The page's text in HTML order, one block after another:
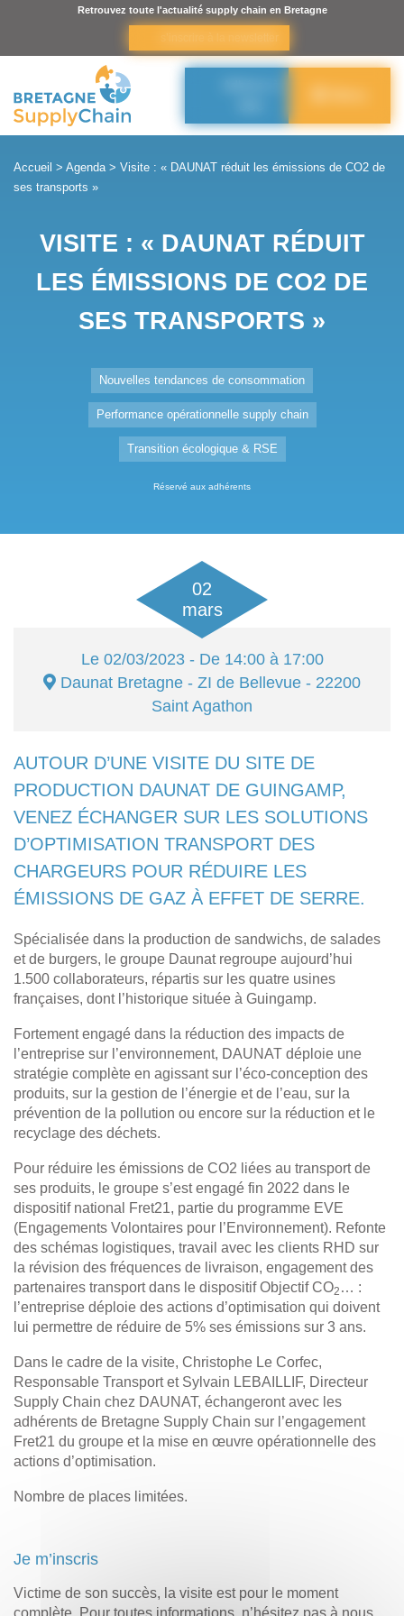
Retrouvez toute l'actualité supply chain en Bretagne
Accueil > Agenda > Visite : « DAUNAT réduit les émissions de CO2 de
ses transports »
VISITE : « DAUNAT RÉDUIT
LES ÉMISSIONS DE CO2 DE
SES TRANSPORTS »
Nouvelles tendances de consommation
Performance opérationnelle supply chain
Transition écologique & RSE
Réservé aux adhérents
02
mars
Le 02/03/2023- De 14:00 à 17:00
Daunat Bretagne - ZI de Bellevue - 22200
Saint Agathon
AUTOUR D’UNE VISITE DU SITE DE
PRODUCTION DAUNAT DE GUINGAMP,
VENEZ ÉCHANGER SUR LES SOLUTIONS
D’OPTIMISATION TRANSPORT DES
CHARGEURS POUR RÉDUIRE LES
ÉMISSIONS DE GAZ À EFFET DE SERRE.
Spécialisée dans la production de sandwichs, de salades
et de burgers, le groupe Daunat regroupe aujourd’hui
1.500 collaborateurs, répartis sur les quatre usines
françaises, dont l’historique située à Guingamp.
Fortement engagé dans la réduction des impacts de
l’entreprise sur l’environnement, DAUNAT déploie une
stratégie complète en agissant sur l’éco-conception des
produits, sur la gestion de l’énergie et de l’eau, sur la
prévention de la pollution ou encore sur la réduction et le
recyclage des déchets.
Pour réduire les émissions de CO2 liées au transport de
ses produits, le groupe s’est engagé fin 2022 dans le
dispositif national Fret21, partie du programme EVE
(Engagements Volontaires pour l’Environnement). Refonte
des schémas logistiques, travail avec les clients RHD sur
la révision des fréquences de livraison, engagement des
partenaires transport dans le dispositif Objectif CO2 … :
l’entreprise déploie des actions d’optimisation qui doivent
lui permettre de réduire de 5% ses émissions sur 3 ans.
Dans le cadre de la visite, Christophe Le Corfec,
Responsable Transport et Sylvain LEBAILLIF, Directeur
Supply Chain chez DAUNAT, échangeront avec les
adhérents de Bretagne Supply Chain sur l’engagement
Fret21 du groupe et la mise en œuvre opérationnelle des
actions d’optimisation.
Nombre de places limitées.
Je m’inscris
Victime de son succès, la visite est pour le moment
complète. Pour toutes informations, n’hésitez pas à nous
Panneau de gestion des cookies